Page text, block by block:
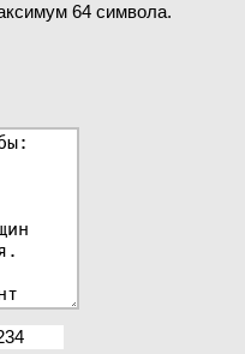
64 символа.